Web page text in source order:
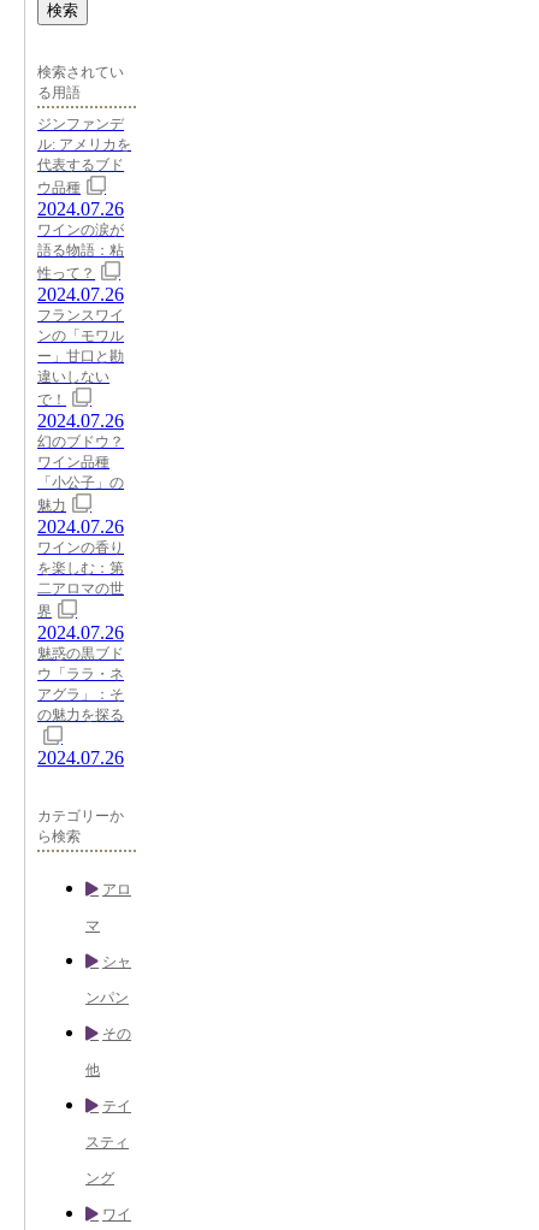
検索
検索されてい
る用語
ジンファンデ
ル: アメリカを
代表するブド
ウ品種
2024.07.26
ワインの涙が
語る物語：粘
性って？
2024.07.26
フランスワイ
ンの「モワル
ー」甘口と勘
違いしない
で！
2024.07.26
幻のブドウ？
ワイン品種
「小公子」の
魅力
2024.07.26
ワインの香り
を楽しむ：第
二アロマの世
界
2024.07.26
魅惑の黒ブド
ウ「ララ・ネ
アグラ」：そ
の魅力を探る
2024.07.26
カテゴリーか
ら検索
アロ
マ
シャ
ンパン
その
他
テイ
スティ
ング
ワイ